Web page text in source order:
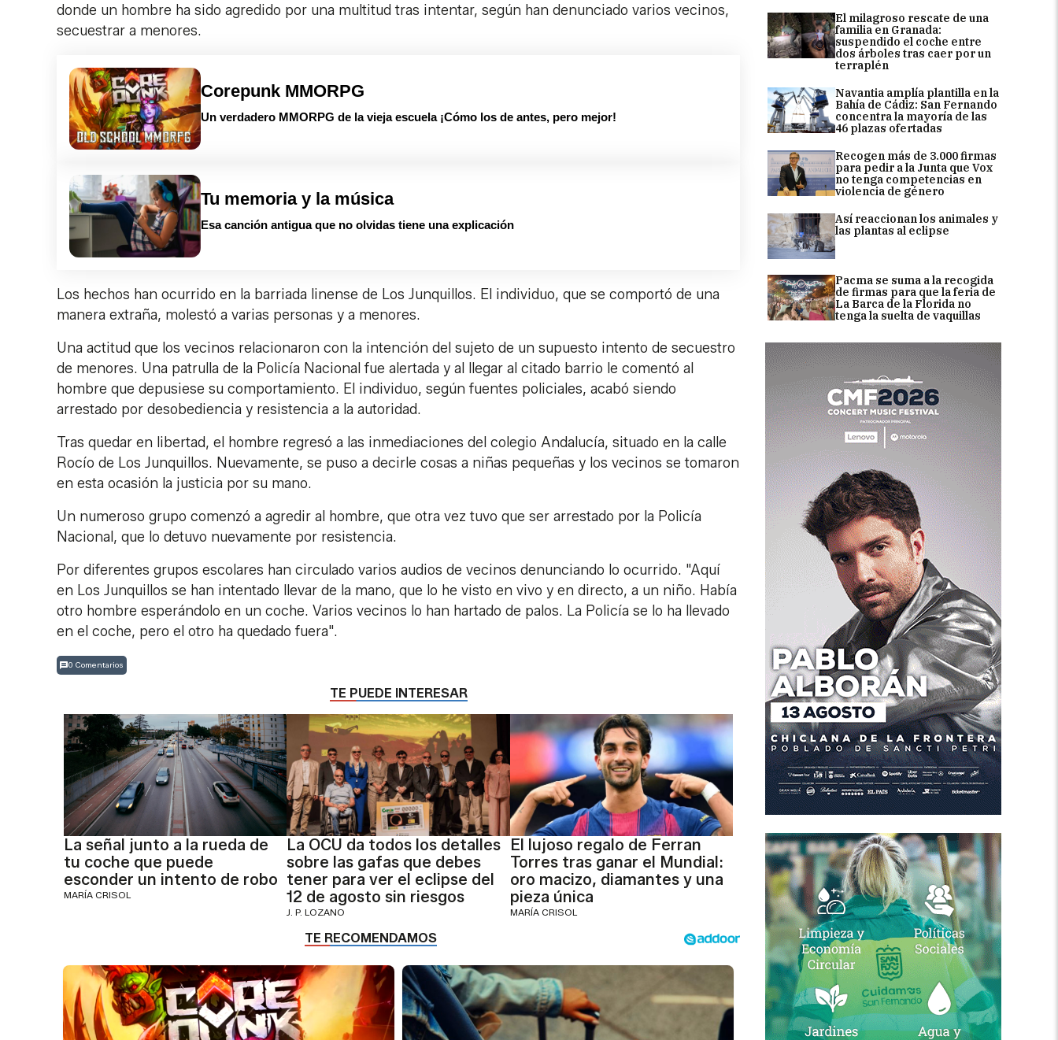
El milagroso rescate de una
familia en Granada:
suspendido el coche entre
dos árboles tras caer por un
terraplén
Navantia amplía plantilla en la
Bahía de Cádiz: San Fernando
concentra la mayoría de las
46 plazas ofertadas
Recogen más de 3.000 firmas
para pedir a la Junta que Vox
no tenga competencias en
violencia de género
Así reaccionan los animales y
las plantas al eclipse
Pacma se suma a la recogida
de firmas para que la feria de
La Barca de la Florida no
tenga la suelta de vaquillas
donde un hombre ha sido agredido por una multitud tras intentar, según han denunciado varios vecinos,
secuestrar a menores.
Corepunk MMORPG
Un verdadero MMORPG de la vieja escuela ¡Cómo los de antes, pero mejor!
Tu memoria y la música
Esa canción antigua que no olvidas tiene una explicación
Los hechos han ocurrido en la barriada linense de Los Junquillos. El individuo, que se comportó de una
manera extraña, molestó a varias personas y a menores.
Una actitud que los vecinos relacionaron con la intención del sujeto de un supuesto intento de secuestro
de menores. Una patrulla de la Policía Nacional fue alertada y al llegar al citado barrio le comentó al
hombre que depusiese su comportamiento. El individuo, según fuentes policiales, acabó siendo
arrestado por desobediencia y resistencia a la autoridad.
Tras quedar en libertad, el hombre regresó a las inmediaciones del colegio Andalucía, situado en la calle
Rocío de Los Junquillos. Nuevamente, se puso a decirle cosas a niñas pequeñas y los vecinos se tomaron
en esta ocasión la justicia por su mano.
Un numeroso grupo comenzó a agredir al hombre, que otra vez tuvo que ser arrestado por la Policía
Nacional, que lo detuvo nuevamente por resistencia.
Por diferentes grupos escolares han circulado varios audios de vecinos denunciando lo ocurrido. "Aquí
en Los Junquillos se han intentado llevar de la mano, que lo he visto en vivo y en directo, a un niño. Había
otro hombre esperándolo en un coche. Varios vecinos lo han hartado de palos. La Policía se lo ha llevado
en el coche, pero el otro ha quedado fuera".
0 Comentarios
TE PUEDE INTERESAR
La señal junto a la rueda de
tu coche que puede
esconder un intento de robo
MARÍA CRISOL
La OCU da todos los detalles
sobre las gafas que debes
tener para ver el eclipse del
12 de agosto sin riesgos
J. P. LOZANO
El lujoso regalo de Ferran
Torres tras ganar el Mundial:
oro macizo, diamantes y una
pieza única
MARÍA CRISOL